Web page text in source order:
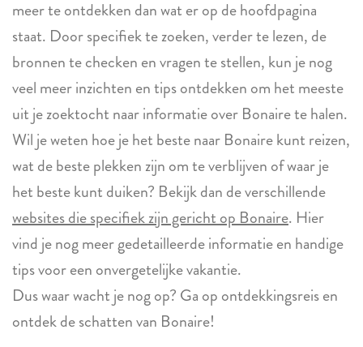
meer te ontdekken dan wat er op de hoofdpagina
staat. Door specifiek te zoeken, verder te lezen, de
bronnen te checken en vragen te stellen, kun je nog
veel meer inzichten en tips ontdekken om het meeste
uit je zoektocht naar informatie over Bonaire te halen.
Wil je weten hoe je het beste naar Bonaire kunt reizen,
wat de beste plekken zijn om te verblijven of waar je
het beste kunt duiken? Bekijk dan de verschillende
websites die specifiek zijn gericht op Bonaire. Hier
vind je nog meer gedetailleerde informatie en handige
tips voor een onvergetelijke vakantie.
Dus waar wacht je nog op? Ga op ontdekkingsreis en
ontdek de schatten van Bonaire!